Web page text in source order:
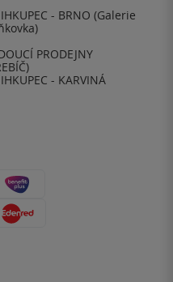
- BRNO (Galerie
PRODEJNY
- KARVINÁ